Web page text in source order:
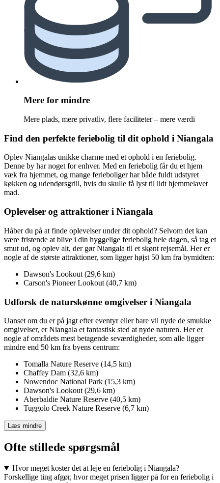
Mere for mindre
Mere plads, mere privatliv, flere faciliteter – mere værdi
Find den perfekte feriebolig til dit ophold i Niangala
Oplev Niangalas unikke charme med et ophold i en feriebolig.
Denne by har noget for enhver. Med en feriebolig får du et hjem
væk fra hjemmet, og mange ferieboliger har både fuldt udstyret
køkken og udendørsgrill, hvis du skulle få lyst til lidt hjemmelavet
mad.
Oplevelser og attraktioner i Niangala
Håber du på at finde oplevelser under dit ophold? Selvom det kan
være fristende at blive i din hyggelige feriebolig hele dagen, så tag et
smut ud, og oplev alt, der gør Niangala til et skønt rejsemål. Her er
nogle af de største attraktioner, som ligger højst 50 km fra bymidten:
Dawson's Lookout (29,6 km)
Carson's Pioneer Lookout (40,7 km)
Udforsk de naturskønne omgivelser i Niangala
Uanset om du er på jagt efter eventyr eller bare vil nyde de smukke
omgivelser, er Niangala et fantastisk sted at nyde naturen. Her er
nogle af områdets mest betagende seværdigheder, som alle ligger
mindre end 50 km fra byens centrum:
Tomalla Nature Reserve (14,5 km)
Chaffey Dam (32,6 km)
Nowendoc National Park (15,3 km)
Dawson's Lookout (29,6 km)
Aberbaldie Nature Reserve (40,5 km)
Tuggolo Creek Nature Reserve (6,7 km)
Læs mindre
Ofte stillede spørgsmål
Hvor meget koster det at leje en feriebolig i Niangala?
Forskellige ting afgør, hvor meget prisen ligger på for en feriebolig i